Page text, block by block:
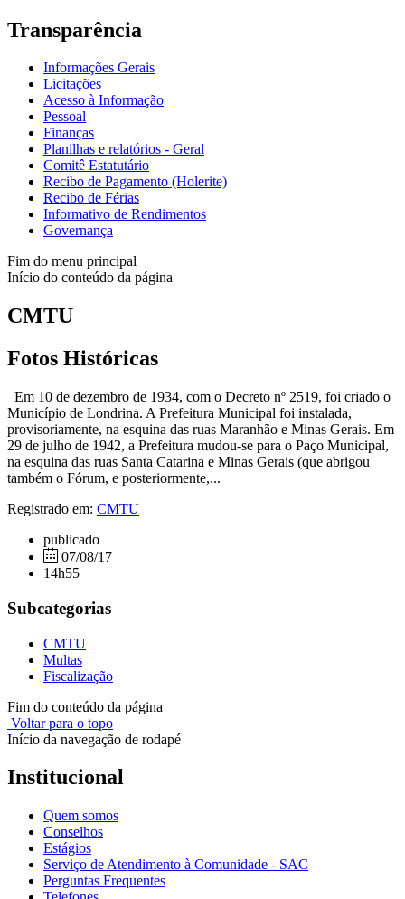
Transparência
Informações Gerais
Licitações
Acesso à Informação
Pessoal
Finanças
Planilhas e relatórios - Geral
Comitê Estatutário
Recibo de Pagamento (Holerite)
Recibo de Férias
Informativo de Rendimentos
Governança
Fim do menu principal
Início do conteúdo da página
CMTU
Fotos Históricas
Em 10 de dezembro de 1934, com o Decreto nº 2519, foi criado o
Município de Londrina. A Prefeitura Municipal foi instalada,
provisoriamente, na esquina das ruas Maranhão e Minas Gerais. Em
29 de julho de 1942, a Prefeitura mudou-se para o Paço Municipal,
na esquina das ruas Santa Catarina e Minas Gerais (que abrigou
também o Fórum, e posteriormente,...
Registrado em: CMTU
publicado
07/08/17
14h55
Subcategorias
CMTU
Multas
Fiscalização
Fim do conteúdo da página
Voltar para o topo
Início da navegação de rodapé
Institucional
Quem somos
Conselhos
Estágios
Serviço de Atendimento à Comunidade - SAC
Perguntas Frequentes